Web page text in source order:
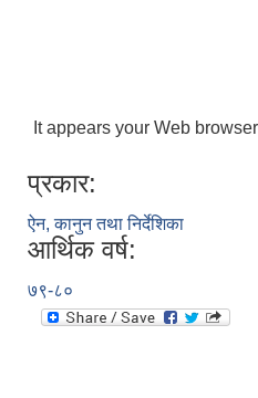
It appears your Web
प्रकार:
ऐन, कानुन तथा निर्देशिका
आर्थिक वर्ष:
७९-८०